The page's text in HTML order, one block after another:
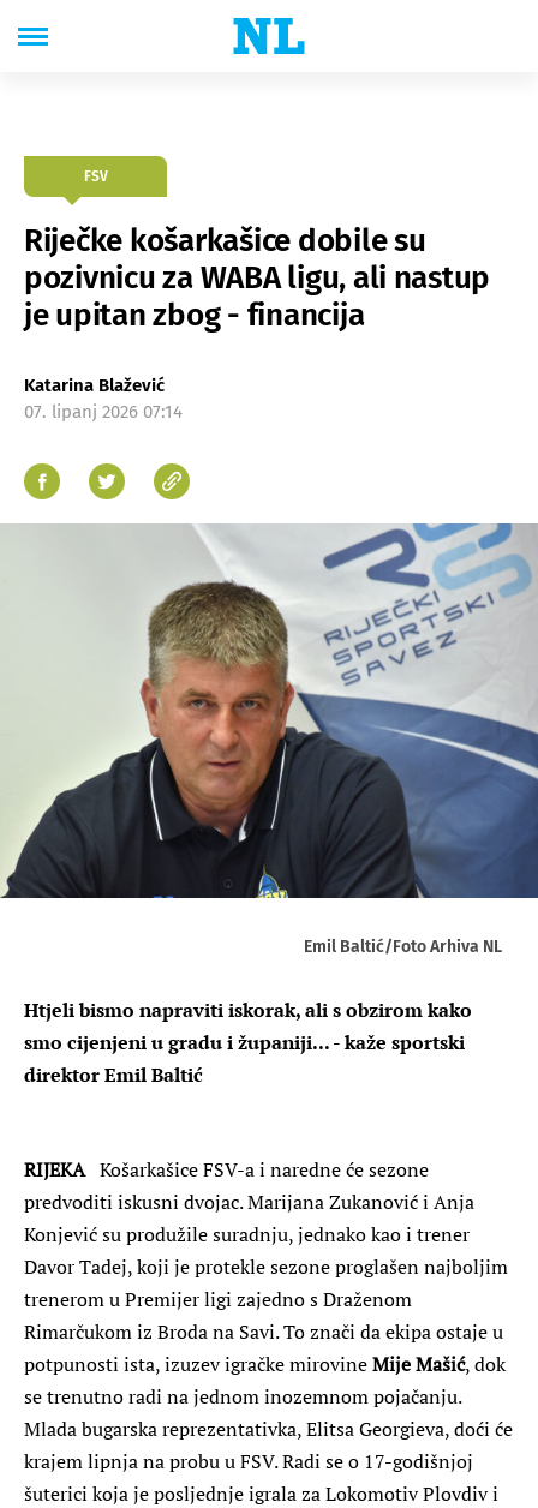
FSV
Riječke košarkašice dobile su
pozivnicu za WABA ligu, ali nastup
je upitan zbog - financija
Katarina Blažević
07. lipanj 2026 07:14
Emil Baltić/Foto Arhiva NL
Htjeli bismo napraviti iskorak, ali s obzirom kako
smo cijenjeni u gradu i županiji... - kaže sportski
direktor Emil Baltić
RIJEKA Košarkašice FSV-a i naredne će sezone
predvoditi iskusni dvojac. Marijana Zukanović i Anja
Konjević su produžile suradnju, jednako kao i trener
Davor Tadej, koji je protekle sezone proglašen najboljim
trenerom u Premijer ligi zajedno s Draženom
Rimarčukom iz Broda na Savi. To znači da ekipa ostaje u
potpunosti ista, izuzev igračke mirovineMije Mašić, dok
se trenutno radi na jednom inozemnom pojačanju.
Mlada bugarska reprezentativka, Elitsa Georgieva, doći će
krajem lipnja na probu u FSV. Radi se o 17-godišnjoj
šuterici koja je posljednje igrala za Lokomotiv Plovdiv i